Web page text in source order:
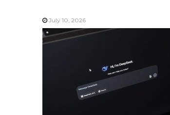
July 10, 2026